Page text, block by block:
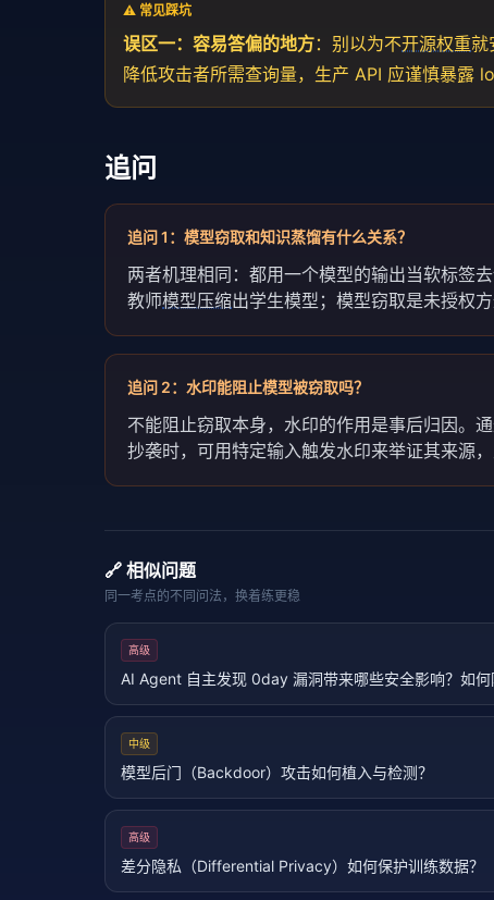
⚠️ 常见踩坑
误区一：容易答偏的地方：别以为不开源权重就
降低攻击者所需查询量，生产 API 应谨慎暴露
追问
追问1 ： 模型窃取和知识蒸馏有什么关系？
两者机理相同：都用一个模型的输出当软标签
教师模型压缩出学生模型；模型窃取是未授权
追问 2： 水印能阻止模型被窃取吗？
不能阻止窃取本身，水印的作用是事后归因。
抄袭时，可用特定输入触发水印来举证其来源
🔗 相似问题
同一考点的不同问法，换着练更稳
高级
AI Agent 自主发现 0day 漏洞带来哪些安全影响？如何
中级
模型后门（Backdoor）攻击如何植入与检测？
高级
差分隐私（Differential Privacy）如何保护训练数据？